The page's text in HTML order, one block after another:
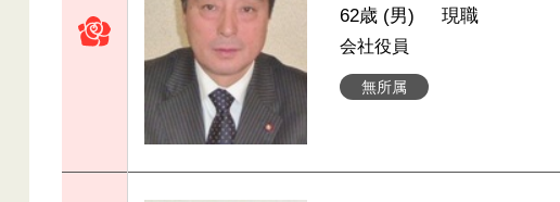
無所属
62歳 (男) 現職
会社役員